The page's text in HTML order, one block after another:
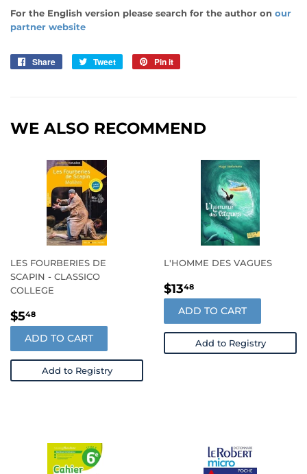
For the English version please search for the author on our
partner website
Share
Share
Tweet
Tweet
Pin it
WE ALSO RECOMMEND
LES FOURBERIES DE
SCAPIN - CLASSICO
COLLEGE
REGULAR
PRICE
$548
ADD TO CART
Add to Registry
L'HOMME DES VAGUES
REGULAR
PRICE
$1348
ADD TO CART
Add to Registry